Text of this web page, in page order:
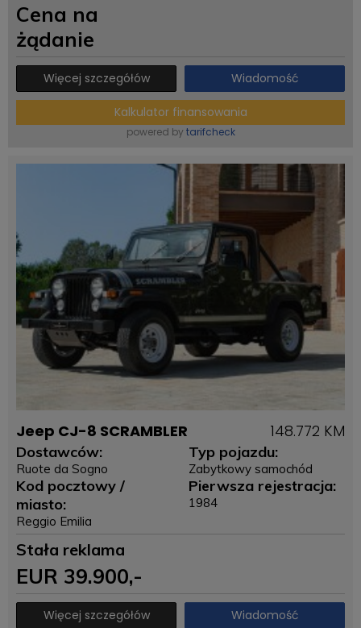
Cena na
żądanie
Więcej szczegółów Wiadomość
Kalkulator finansowania
powered by tarifcheck
Jeep CJ-8 SCRAMBLER 148.772 KM
Dostawców:
Ruote da Sogno
Kod pocztowy /
miasto:
Reggio Emilia
Typ pojazdu:
Zabytkowy samochód
Pierwsza rejestracja:
1984
Stała reklama
EUR 39.900,-
Więcej szczegółów Wiadomość